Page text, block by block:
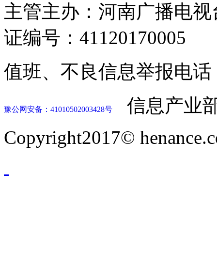
主管主办：河南广播电
证编号：41120170005
值班、不良信息举报电话
豫公网安备：41010502003428号
信息产业
Copyright2017©